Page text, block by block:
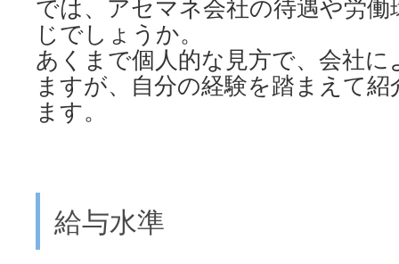
では、アセマネ会社の待遇や労
じでしょうか。
あくまで個人的な見方で、会社
ますが、自分の経験を踏まえて
ます。
給与水準